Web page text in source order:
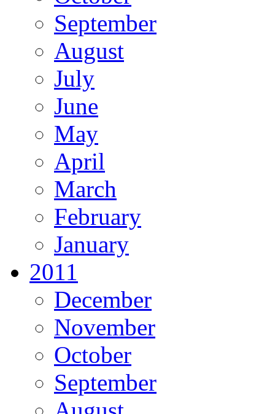
September
August
July
June
May
April
March
February
January
2011
December
November
October
September